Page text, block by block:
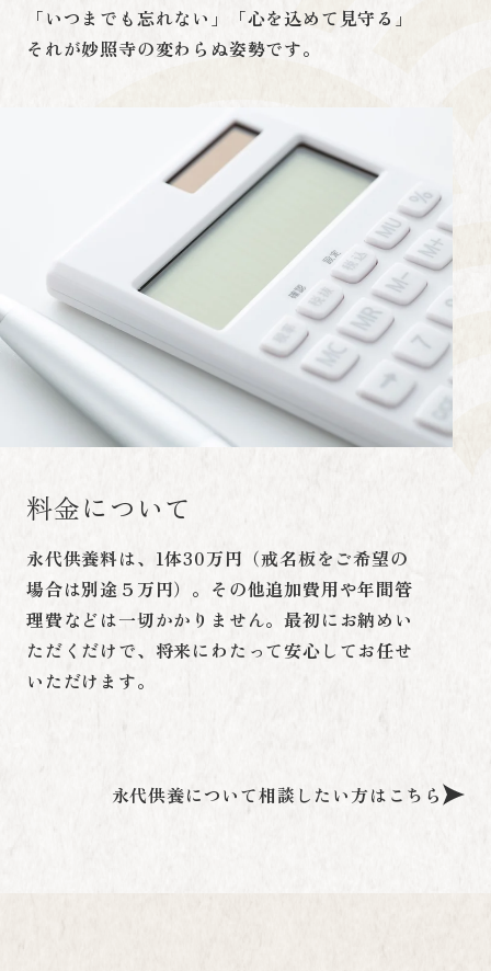
「いつまでも忘れない」「心を込めて見守る」
それが妙照寺の変わらぬ姿勢です。
料金について
永代供養料は、1体30万円（戒名板をご希望の
場合は別途５万円）。その他追加費用や年間管
理費などは一切かかりません。最初にお納めい
ただくだけで、将来にわたって安心してお任せ
いただけます。
永代供養について相談したい方はこちら